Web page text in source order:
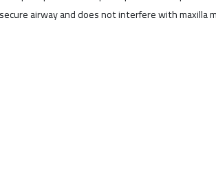
airway and does not interfere with